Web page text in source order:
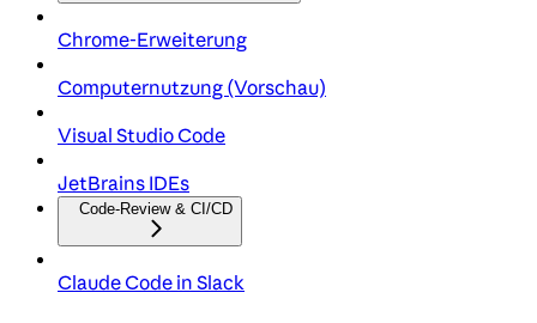
Chrome-Erweiterung
Computernutzung (Vorschau)
Visual Studio Code
JetBrains IDEs
Code-Review & CI/CD
Claude Code in Slack